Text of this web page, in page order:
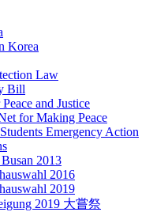
Korea
Law
Bill
and Justice
for Making Peace
Emergency Action
2013
2016
2019
2019 大嘗祭